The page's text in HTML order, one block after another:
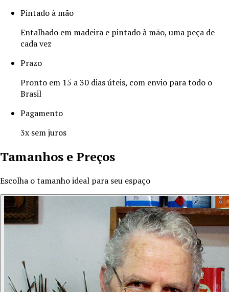
Pintado à mão
Entalhado em madeira e pintado à mão, uma peça de
cada vez
Prazo
Pronto em 15 a 30 dias úteis, com envio para todo o
Brasil
Pagamento
3x sem juros
Tamanhos e Preços
Escolha o tamanho ideal para seu espaço